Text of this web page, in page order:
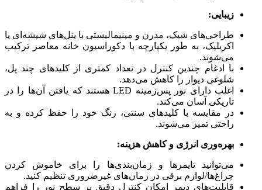
زیبایی:
طراحی‌های شیک، مدرن و مینیمالیستی با پنل‌های شیشه‌ای یا
اکریلیک، به طور یکپارچه با دکوراسیون خانه معاصر ترکیب
می‌شوند.
با ادغام چندین کنترل در تعداد کمتری از کلیدهای چند پل،
شلوغی دیوار را کاهش می‌دهد.
اغلب دارای نور پس‌زمینه LED هستند که یافتن آن‌ها را در
تاریکی آسان می‌کند.
در مقایسه با کلیدهای سنتی، رنگ خود را حفظ کرده و به
راحتی تمیز می‌شوند.
بهره‌وری انرژی و کاهش هزینه:
می‌توانید تایمرها و زمان‌بندی‌ها را برای خاموش کردن
چراغ‌ها/لوازم برقی در زمان‌های غیرضروری تنظیم کنید.
قابلیت‌های دیمر امکان کنترل دقیق بر سطح نور را فراهم